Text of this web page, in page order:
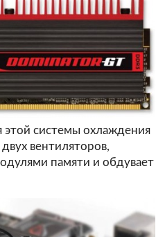
этой системы охлаждения
вентиляторов,
памяти и обдувает